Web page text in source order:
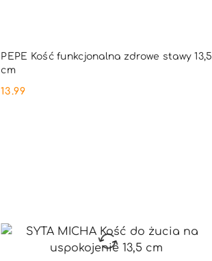
PEPE Kość funkcjonalna zdrowe stawy 13,5
cm
Cena:
13.99
PRODUKT NIEDOSTĘPNY